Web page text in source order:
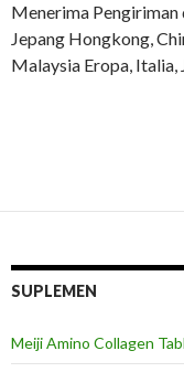
Menerima
Jepang Hongkong,
Malaysia Eropa, Italia,
SUPLEMEN
Meiji Amino Collagen